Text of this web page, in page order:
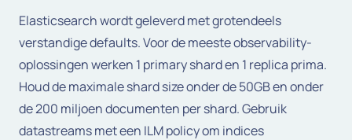
Elasticsearch wordt geleverd met grotendeels
verstandige defaults. Voor de meeste observability-
oplossingen werken 1 primary shard en 1 replica prima.
Houd de maximale shard size onder de 50GB en onder
de 200 miljoen documenten per shard. Gebruik
datastreams met een ILM policy om indices